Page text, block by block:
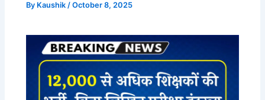
By Kaushik/October 8, 2025